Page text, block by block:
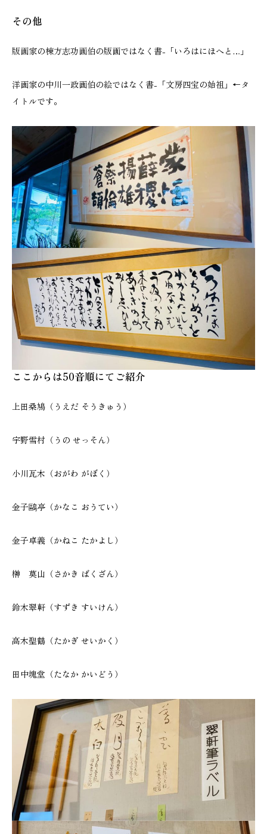
その他
版画家の棟方志功画伯の版画ではなく書-「いろはにほへと…」
洋画家の中川一政画伯の絵ではなく書-「文房四宝の始祖」←タ
イトルです。
ここからは50音順にてご紹介
上田桑鳩（うえだ そうきゅう）
宇野雪村（うの せっそん）
小川瓦木（おがわ がぼく）
金子鷗亭（かなこ おうてい）
金子卓義（かねこ たかよし）
榊 莫山（さかき ばくざん）
鈴木翠軒（すずき すいけん）
高木聖鶴（たかぎ せいかく）
田中塊堂（たなか かいどう）